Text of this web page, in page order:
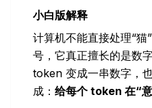
小白版解释
计算机不能直接处理“猫
号，它真正擅长的是数
token 变成一串数字，
成： 给每个 token 在“